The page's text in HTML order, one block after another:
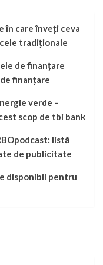
în care înveți ceva
tradiționale
de finanțare
finanțare
verde –
scop de tbi bank
listă
de publicitate
disponibil pentru